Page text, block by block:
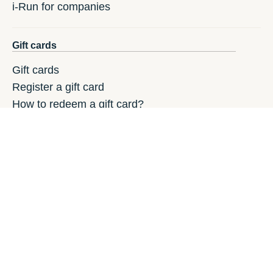
i-Run for companies
Gift cards
Gift cards
Register a gift card
How to redeem a gift card?